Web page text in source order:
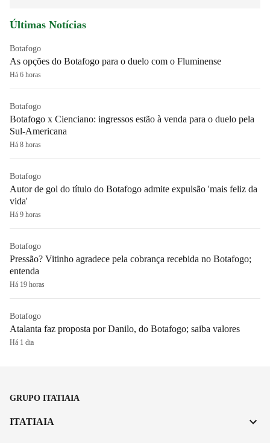
Últimas Notícias
Botafogo
As opções do Botafogo para o duelo com o Fluminense
Há 6 horas
Botafogo
Botafogo x Cienciano: ingressos estão à venda para o duelo pela
Sul-Americana
Há 8 horas
Botafogo
Autor de gol do título do Botafogo admite expulsão 'mais feliz da
vida'
Há 9 horas
Botafogo
Pressão? Vitinho agradece pela cobrança recebida no Botafogo;
entenda
Há 19 horas
Botafogo
Atalanta faz proposta por Danilo, do Botafogo; saiba valores
Há 1 dia
GRUPO ITATIAIA
ITATIAIA